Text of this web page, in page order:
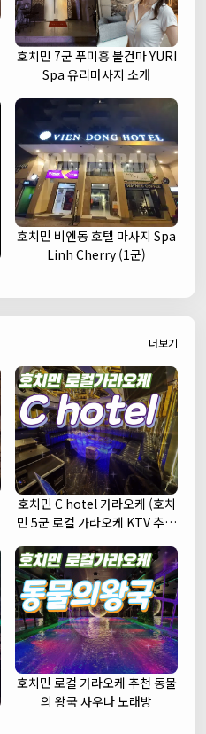
호치민 7군 푸미흥 불건마 YURI
Spa 유리마사지 소개
호치민 비엔동 호텔 마사지 Spa
Linh Cherry (1군)
더보기
호치민 C hotel 가라오케 (호치
민 5군 로컬 가라오케 KTV 추천
호치민 로컬 가라오케 추천 동물
의 왕국 사우나 노래방